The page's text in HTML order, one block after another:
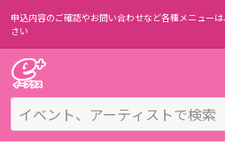
申込内容のご確認やお問い合わせなど各種メニューは、
さい